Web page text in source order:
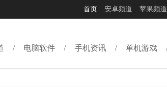
首页 安卓频道 苹果频道
电脑软件 手机资讯 单机游戏